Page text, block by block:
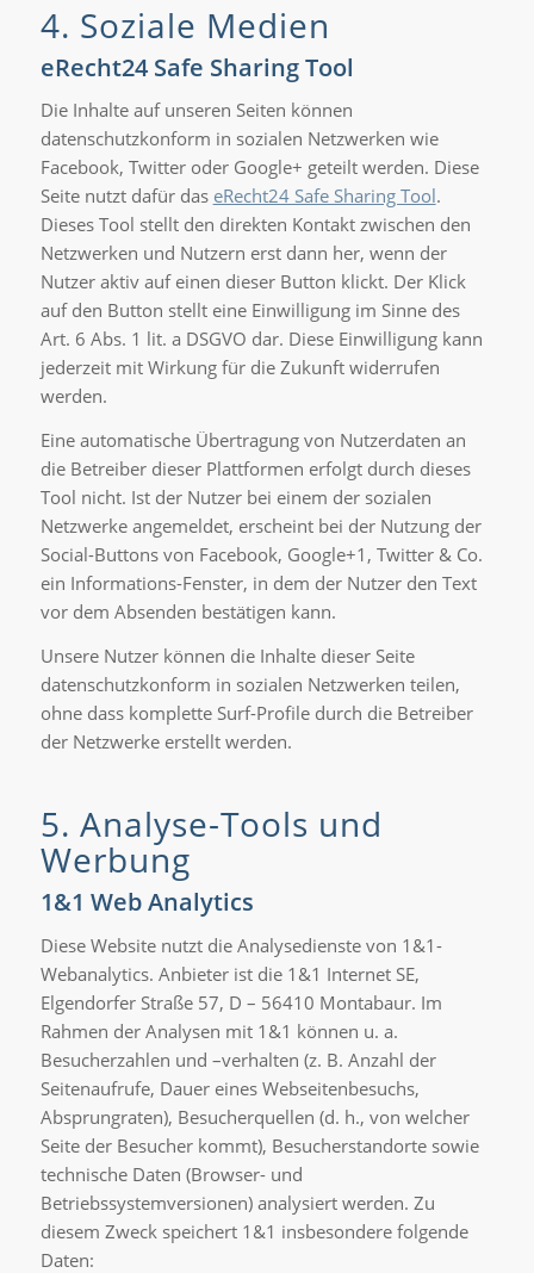
4. Soziale Medien
eRecht24 Safe Sharing Tool
Die Inhalte auf unseren Seiten können
datenschutzkonform in sozialen Netzwerken wie
Facebook, Twitter oder Google+ geteilt werden. Diese
Seite nutzt dafür das eRecht24 Safe Sharing Tool.
Dieses Tool stellt den direkten Kontakt zwischen den
Netzwerken und Nutzern erst dann her, wenn der
Nutzer aktiv auf einen dieser Button klickt. Der Klick
auf den Button stellt eine Einwilligung im Sinne des
Art. 6 Abs. 1 lit. a DSGVO dar. Diese Einwilligung kann
jederzeit mit Wirkung für die Zukunft widerrufen
werden.
Eine automatische Übertragung von Nutzerdaten an
die Betreiber dieser Plattformen erfolgt durch dieses
Tool nicht. Ist der Nutzer bei einem der sozialen
Netzwerke angemeldet, erscheint bei der Nutzung der
Social-Buttons von Facebook, Google+1, Twitter & Co.
ein Informations-Fenster, in dem der Nutzer den Text
vor dem Absenden bestätigen kann.
Unsere Nutzer können die Inhalte dieser Seite
datenschutzkonform in sozialen Netzwerken teilen,
ohne dass komplette Surf-Profile durch die Betreiber
der Netzwerke erstellt werden.
5. Analyse-Tools und
Werbung
1&1 Web Analytics
Diese Website nutzt die Analysedienste von 1&1-
Webanalytics. Anbieter ist die 1&1 Internet SE,
Elgendorfer Straße 57, D – 56410 Montabaur. Im
Rahmen der Analysen mit 1&1 können u. a.
Besucherzahlen und –verhalten (z. B. Anzahl der
Seitenaufrufe, Dauer eines Webseitenbesuchs,
Absprungraten), Besucherquellen (d. h., von welcher
Seite der Besucher kommt), Besucherstandorte sowie
technische Daten (Browser- und
Betriebssystemversionen) analysiert werden. Zu
diesem Zweck speichert 1&1 insbesondere folgende
Daten: